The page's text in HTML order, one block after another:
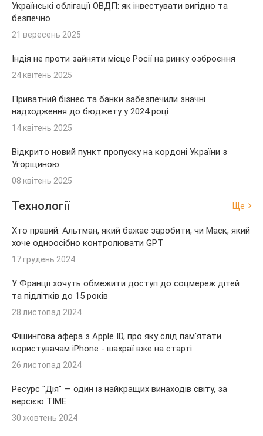
Українські облігації ОВДП: як інвестувати вигідно та
безпечно
21 вересень 2025
Індія не проти зайняти місце Росії на ринку озброєння
24 квітень 2025
Приватний бізнес та банки забезпечили значні
надходження до бюджету у 2024 році
14 квітень 2025
Відкрито новий пункт пропуску на кордоні України з
Угорщиною
08 квітень 2025
Технології Ще
Хто правий: Альтман, який бажає заробити, чи Маск, який
хоче одноосібно контролювати GPT
17 грудень 2024
У Франції хочуть обмежити доступ до соцмереж дітей
та підлітків до 15 років
28 листопад 2024
Фішингова афера з Apple ID, про яку слід пам'ятати
користувачам iPhone - шахраї вже на старті
26 листопад 2024
Ресурс "Дія" — один із найкращих винаходів світу, за
версією TIME
30 жовтень 2024